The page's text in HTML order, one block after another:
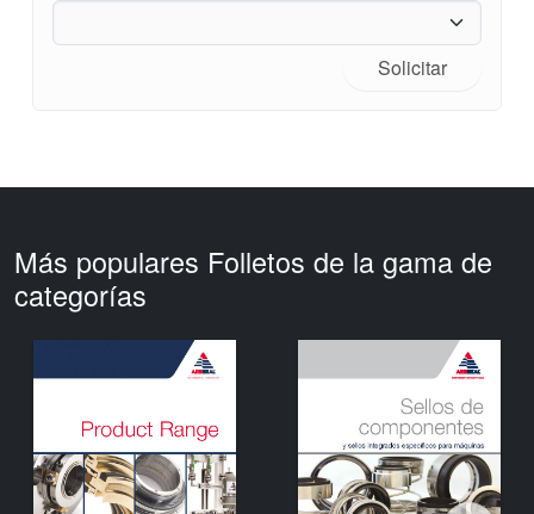
Solicitar
Más populares Folletos de la gama de
categorías